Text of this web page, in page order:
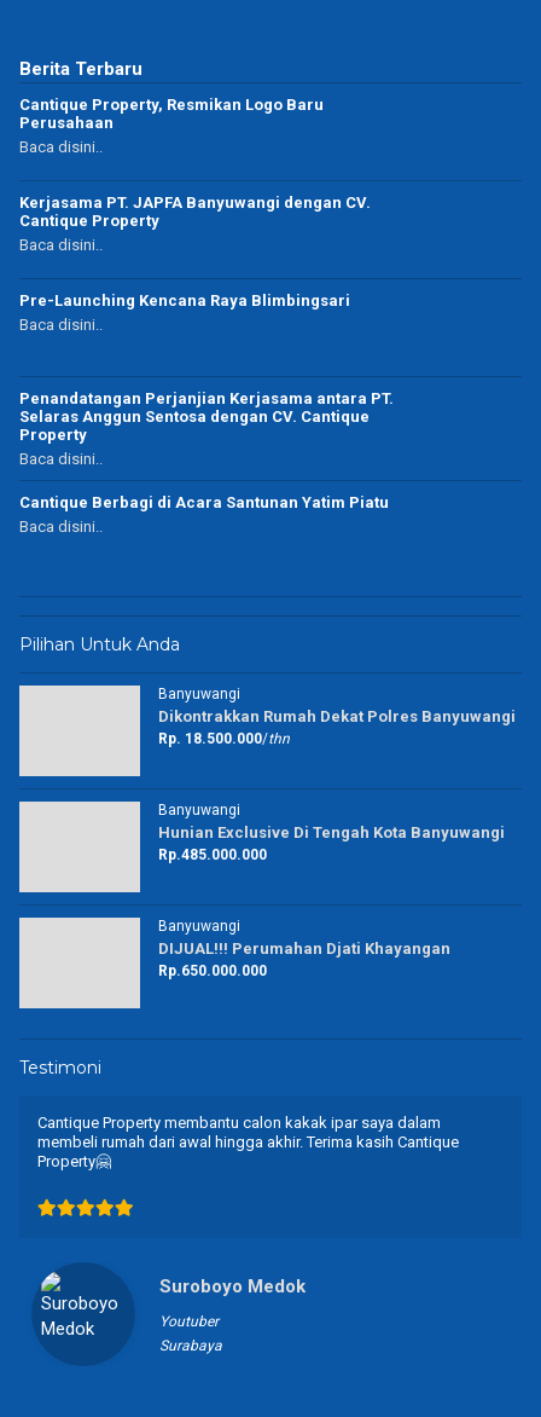
Berita Terbaru
Cantique Property, Resmikan Logo Baru
Perusahaan
Baca disini..
Kerjasama PT. JAPFA Banyuwangi dengan CV.
Cantique Property
Baca disini..
Pre-Launching Kencana Raya Blimbingsari
Baca disini..
Penandatangan Perjanjian Kerjasama antara PT.
Selaras Anggun Sentosa dengan CV. Cantique
Property
Baca disini..
Cantique Berbagi di Acara Santunan Yatim Piatu
Baca disini..
Pilihan Untuk Anda
Banyuwangi
Dikontrakkan Rumah Dekat Polres Banyuwangi
Rp. 18.500.000/thn
Banyuwangi
Hunian Exclusive Di Tengah Kota Banyuwangi
Rp.485.000.000
Banyuwangi
DIJUAL!!! Perumahan Djati Khayangan
Rp.650.000.000
Testimoni
Cantique Property membantu calon kakak ipar saya dalam
membeli rumah dari awal hingga akhir. Terima kasih Cantique
Property🤗
Suroboyo Medok
Youtuber
Surabaya